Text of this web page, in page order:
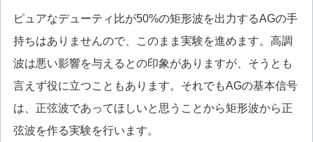
ピュアなデューティ比が50%の矩形波を出力するAGの手
持ちはありませんので、このまま実験を進めます。高調
波は悪い影響を与えるとの印象がありますが、そうとも
言えず役に立つこともあります。それでもAGの基本信号
は、正弦波であってほしいと思うことから矩形波から正
弦波を作る実験を行います。